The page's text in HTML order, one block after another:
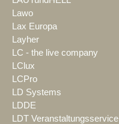
Lawo
Lax Europa
Layher
LC - the live company
LClux
LCPro
LD Systems
LDDE
LDT Veranstaltungsservice